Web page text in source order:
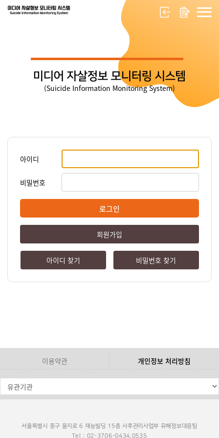
미디어 자살정보 모니터링 시스템
(Suicide Information Monitoring System)
아이디
비밀번호
로그인
회원가입
아이디 찾기 비밀번호 찾기
이용약관 개인정보 처리방침
서울특별시 중구 을지로 6 재능빌딩 15층 사후관리사업부 유해정보대응팀
Tel : 02-3706-0434,0535